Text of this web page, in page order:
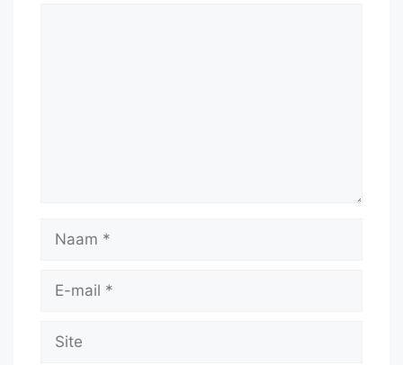
mail